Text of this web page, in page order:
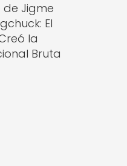
de Jigme
El
la
Bruta